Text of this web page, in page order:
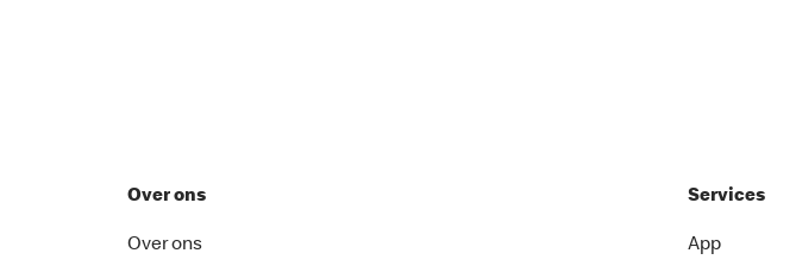
Over ons
Over ons
Services
App